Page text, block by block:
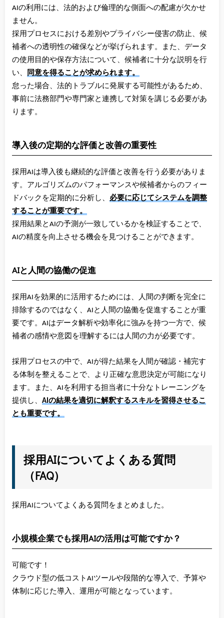
AIの利用には、法的および倫理的な側面への配慮が欠かせ
ません。
採用プロセスにおける差別やプライバシー侵害の防止、候
補者への透明性の確保などが挙げられます。また、データ
の使用目的や保存方法について、候補者に十分な説明を行
い、 同意を得ることが求められます。
怠った場合、法的トラブルに発展する可能性があるため、
事前に法務部門や専門家と連携して対策を講じる必要があ
ります。
導入後の定期的な評価と改善の重要性
採用AIは導入後も継続的な評価と改善を行う必要がありま
す。アルゴリズムのパフォーマンスや候補者からのフィー
ドバックを定期的に分析し、 必要に応じてシステムを調整
することが重要です。
採用結果とAIの予測が一致しているかを検証することで、
AIの精度を向上させる機会を見つけることができます。
AIと人間の協働の促進
採用AIを効果的に活用するためには、人間の判断を完全に
排除するのではなく、AIと人間の協働を促進することが重
要です。AIはデータ解析や効率化に強みを持つ一方で、候
補者の感情や意図を理解するには人間の力が必要です。
採用プロセスの中で、AIが得た結果を人間が確認・補完す
る体制を整えることで、より正確な意思決定が可能になり
ます。また、AIを利用する担当者に十分なトレーニングを
提供し、 AIの結果を適切に解釈するスキルを習得させるこ
とも重要です。
採用AIについてよくある質問
（FAQ）
採用AIについてよくある質問をまとめました。
小規模企業でも採用AIの活用は可能ですか？
可能です！
クラウド型の低コストAIツールや段階的な導入で、予算や
体制に応じた導入、運用が可能となっています。